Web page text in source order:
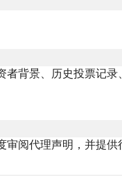
者背景、历史投票记录
审阅代理声明，并提供